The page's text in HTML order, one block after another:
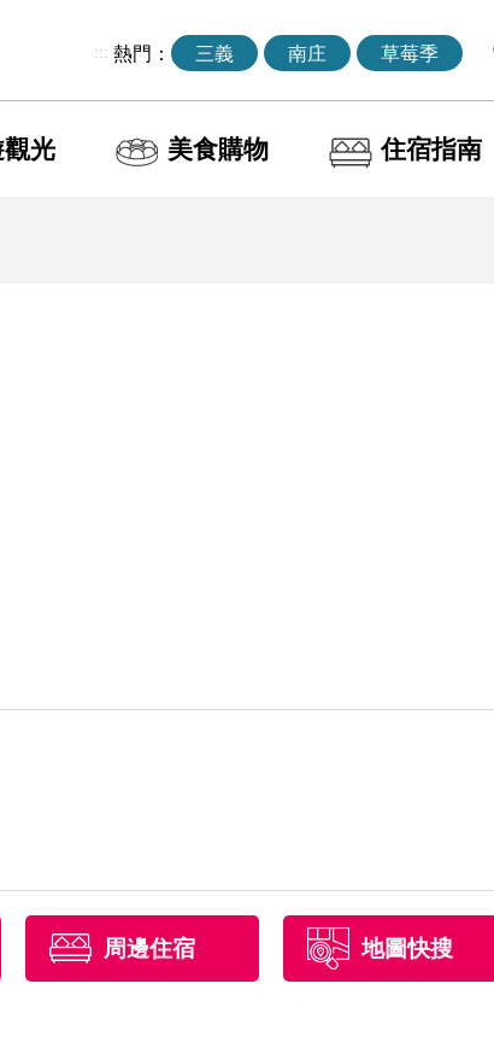
::: 熱門： 三義 南庄 草莓季
光 美食購物 住宿指南
周邊住宿 地圖快搜